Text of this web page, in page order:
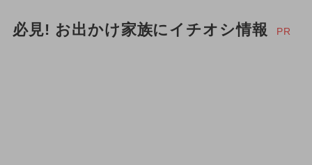
必見! お出かけ家族にイチオシ情報 PR